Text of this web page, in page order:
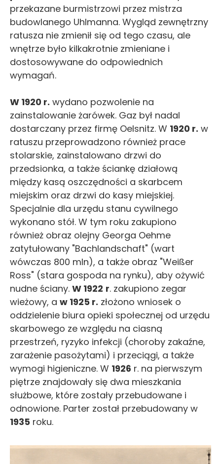
przekazane burmistrzowi przez mistrza
budowlanego Uhlmanna. Wygląd zewnętrzny
ratusza nie zmienił się od tego czasu, ale
wnętrze było kilkakrotnie zmieniane i
dostosowywane do odpowiednich
wymagań.
W 1920 r. wydano pozwolenie na
zainstalowanie żarówek. Gaz był nadal
dostarczany przez firmę Oelsnitz. W 1920 r. w
ratuszu przeprowadzono również prace
stolarskie, zainstalowano drzwi do
przedsionka, a także ściankę działową
między kasą oszczędności a skarbcem
miejskim oraz drzwi do kasy miejskiej.
Specjalnie dla urzędu stanu cywilnego
wykonano stół. W tym roku zakupiono
również obraz olejny Georga Oehme
zatytułowany "Bachlandschaft" (wart
wówczas 800 mln), a także obraz "Weißer
Ross" (stara gospoda na rynku), aby ożywić
nudne ściany. W 1922 r. zakupiono zegar
wieżowy, a w 1925 r. złożono wniosek o
oddzielenie biura opieki społecznej od urzędu
skarbowego ze względu na ciasną
przestrzeń, ryzyko infekcji (choroby zakaźne,
zarażenie pasożytami) i przeciągi, a także
wymogi higieniczne. W 1926 r. na pierwszym
piętrze znajdowały się dwa mieszkania
służbowe, które zostały przebudowane i
odnowione. Parter został przebudowany w
1935 roku.